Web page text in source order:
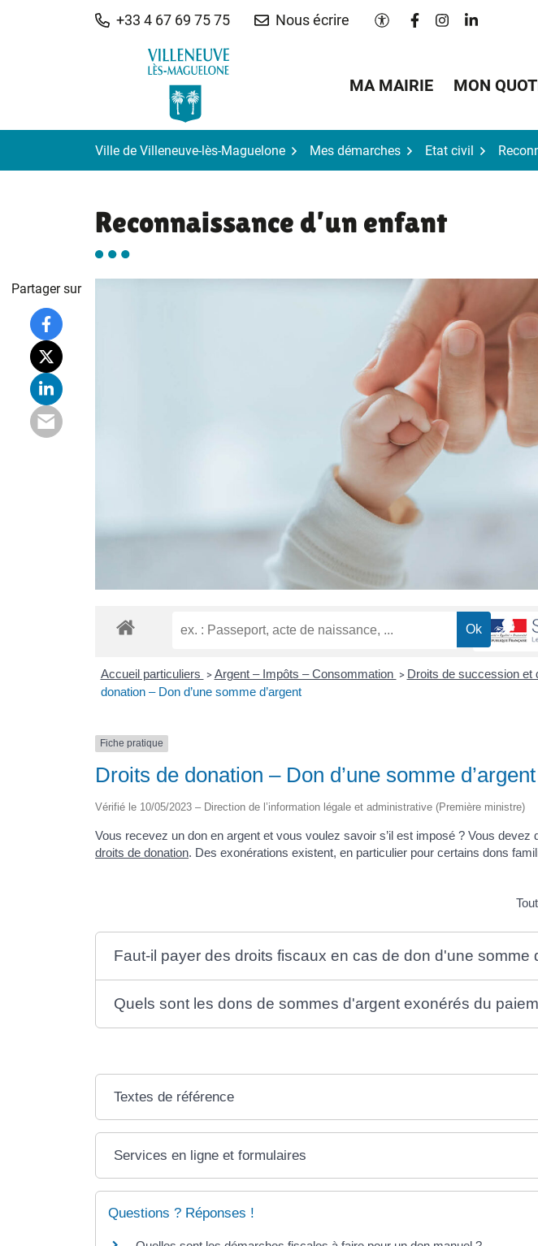
+33 4 67 69 75 75 Nous écrire Paramètres
Lien vers le compte
Lien vers le
Lien vers
MA MAIRIE MON
Ville de Villeneuve-lès-Maguelone Mes démarches Etat civil
Reconnaissance d’un enfant
Accueil particuliers > Argent – Impôts – Consommation > Droits de succession et
donation – Don d’une somme d’argent
Fiche pratique
Droits de donation – Don d’une somme d’argent
Vérifié le 10/05/2023 – Direction de l’information légale et administrative (Première ministre)
Vous recevez un don en argent et vous voulez savoir s’il est imposé ? Vous devez
droits de donation. Des exonérations existent, en particulier pour certains dons
Faut-il payer des droits fiscaux en cas de don d'une somme
Quels sont les dons de sommes d'argent exonérés du
Textes de référence
Services en ligne et formulaires
Questions ? Réponses !
Partager sur